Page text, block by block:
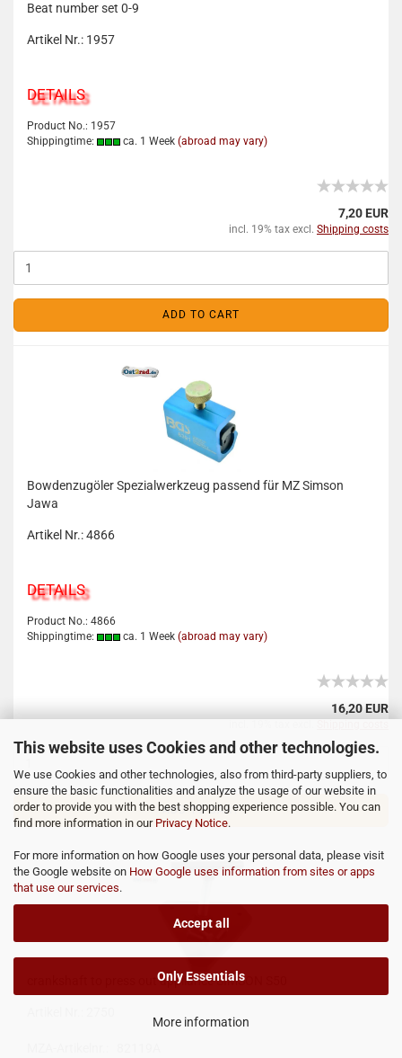
This website uses Cookies and other technologies.
We use Cookies and other technologies, also from third-party suppliers, to
ensure the basic functionalities and analyze the usage of our website in
order to provide you with the best shopping experience possible. You can
find more information in our Privacy Notice.
For more information on how Google uses your personal data, please visit
the Google website on How Google uses information from sites or apps
that use our services.
Accept all
Only Essentials
More information
Beat number set 0-9
Artikel Nr.: 1957
DETAILS
Product No.: 1957
Shippingtime:
ca. 1 Week (abroad may vary)
7,20 EUR
incl. 19% tax excl. Shipping costs
ADD TO CART
Bowdenzugöler Spezialwerkzeug passend für MZ Simson
Jawa
Artikel Nr.: 4866
DETAILS
Product No.: 4866
Shippingtime:
ca. 1 Week (abroad may vary)
16,20 EUR
ADD TO CART
crankshaft to press out appliance SIMSON S50